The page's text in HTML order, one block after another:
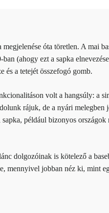
óta töretlen. A mai
(ahogy ezt a sapka
és a tetejét összefogó gomb.
volt a hangsúly: a
rájuk, de a nyári melegben
például bizonyos országok
dolgozóinak is kötelező a
mennyivel jobban néz ki, mint